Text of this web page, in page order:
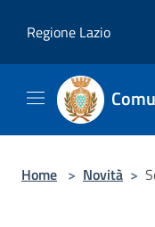
Regione Lazio
Home > Novità >